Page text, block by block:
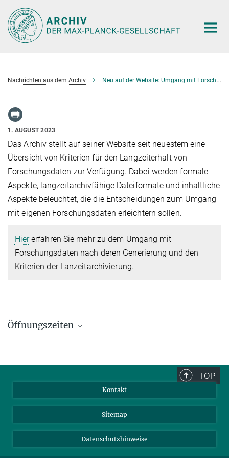
Hauptinhalt
Nachrichten aus dem Archiv Neu auf der Website: Umgang mit Forschungsdaten
1. AUGUST 2023
Das Archiv stellt auf seiner Website seit neuestem eine
Übersicht von Kriterien für den Langzeiterhalt von
Forschungsdaten zur Verfügung. Dabei werden formale
Aspekte, langzeitarchivfähige Dateiformate und inhaltliche
Aspekte beleuchtet, die die Entscheidungen zum Umgang
mit eigenen Forschungsdaten erleichtern sollen.
Hiererfahren Sie mehr zu dem Umgang mit
Forschungsdaten nach deren Generierung und den
Kriterien der Lanzeitarchivierung.
Öffnungszeiten
D-14195 Berlin-Dahlem
Postanschrift
mpg-archiv[at]archiv-berlin.mpg.de
TOP
Kontakt
Sitemap
Datenschutzhinweise